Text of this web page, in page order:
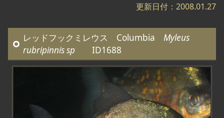
更新日付：2008.01.27
レッドフックミレウス Columbia Myleus
rubripinnis sp ID1688